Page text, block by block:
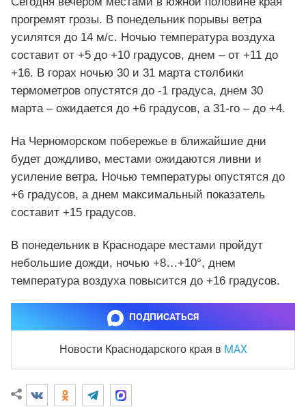
прогремят грозы. В понедельник порывы ветра
усилятся до 14 м/с. Ночью температура воздуха
составит от +5 до +10 градусов, днем – от +11 до
+16. В горах ночью 30 и 31 марта столбики
термометров опустятся до -1 градуса, днем 30
марта – ожидается до +6 градусов, а 31-го – до +4.
На Черноморском побережье в ближайшие дни
будет дождливо, местами ожидаются ливни и
усиление ветра. Ночью температуры опустятся до
+6 градусов, а днем максимальный показатель
составит +15 градусов.
В понедельник в Краснодаре местами пройдут
небольшие дожди, ночью +8…+10°, днем
температура воздуха повысится до +16 градусов.
ПОДПИСАТЬСЯ
Новости Краснодарского края в MAX